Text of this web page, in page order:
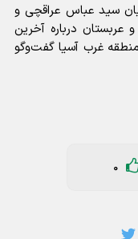
سید عباس عراقچی و
عربستان درباره آخرین
غرب آسیا گفت‌و‌گو
0